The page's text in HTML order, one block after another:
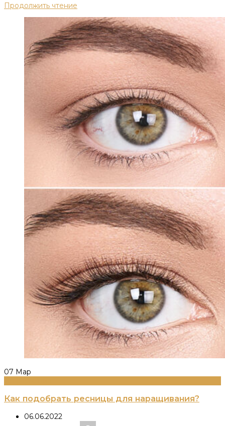
Продолжить чтение
07 Мар
Как подобрать ресницы для наращивания?
06.06.2022